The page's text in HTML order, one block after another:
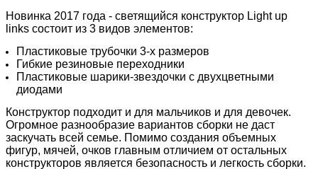
Новинка 2017 года - светящийся конструктор Light up
links состоит из 3 видов элементов:
Пластиковые трубочки 3-х размеров
Гибкие резиновые переходники
Пластиковые шарики-звездочки с двухцветными
диодами
Конструктор подходит и для мальчиков и для девочек.
Огромное разнообразие вариантов сборки не даст
заскучать всей семье. Помимо создания объемных
фигур, мячей, очков главным отличием от остальных
конструкторов является безопасность и легкость сборки.